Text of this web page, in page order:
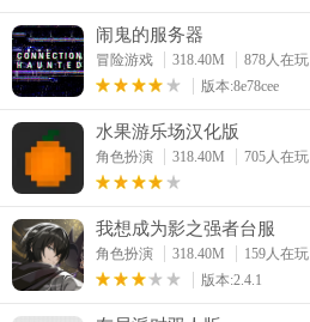
闹鬼的服务器
冒险游戏 318.40M
878人在玩
版本:8e78cee
水果游乐场汉化版
角色扮演 318.40M
705人在玩
我想成为影之强者台服
角色扮演 318.40M
159人在玩
版本:2.4.1